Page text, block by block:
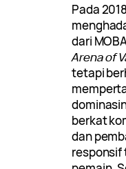
Pada
dari
Arena of
tetapi
berkat
dan
responsif